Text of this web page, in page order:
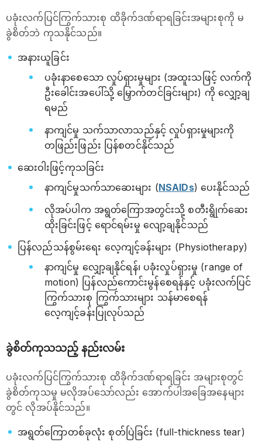
ပခုံးလက်ပြင်ကြွက်သားစု ထိခိုက်ဒဏ်ရာရခြင်းအများစုကို မ
ခွဲစိတ်ဘဲ ကုသနိုင်သည်။
အနားယူခြင်း
ပခုံးနာစေသော လှုပ်ရှားမှုများ (အထူးသဖြင့် လက်ကို
ဦးခေါင်းအပေါ်သို့ မြှောက်တင်ခြင်းများ) ကို လျှော့ချ
ရမည်
နာကျင်မှု သက်သာလာသည်နှင့် လှုပ်ရှားမှုများကို
တဖြည်းဖြည်း ပြန်စတင်နိုင်သည်
ဆေးဝါးဖြင့်ကုသခြင်း
နာကျင်မှုသက်သာဆေးများ (NSAIDs) ပေးနိုင်သည်
လိုအပ်ပါက အရွတ်ကြောအတွင်းသို့ စတီးရွိုက်ဆေး
ထိုးခြင်းဖြင့် ရောင်ရမ်းမှု လျော့ချနိုင်သည်
ပြန်လည်သန်စွမ်းရေး လေ့ကျင့်ခန်းများ (Physiotherapy)
နာကျင်မှု လျှော့ချနိုင်ရန်၊ ပခုံးလှုပ်ရှားမှု (range of
motion) ပြန်လည်ကောင်းမွန်စေရန်နှင့် ပခုံးလက်ပြင်
ကြွက်သားစု ကြွက်သားများ သန်မာစေရန်
လေ့ကျင့်ခန်းပြုလုပ်သည်
ခွဲစိတ်ကုသသည့် နည်းလမ်း
ပခုံးလက်ပြင်ကြွက်သားစု ထိခိုက်ဒဏ်ရာရခြင်း အများစုတွင်
ခွဲစိတ်ကုသမှု မလိုအပ်သော်လည်း အောက်ပါအခြေအနေများ
တွင် လိုအပ်နိုင်သည်။
အရွတ်ကြောတစ်ခုလုံး စုတ်ပြဲခြင်း (full-thickness tear)